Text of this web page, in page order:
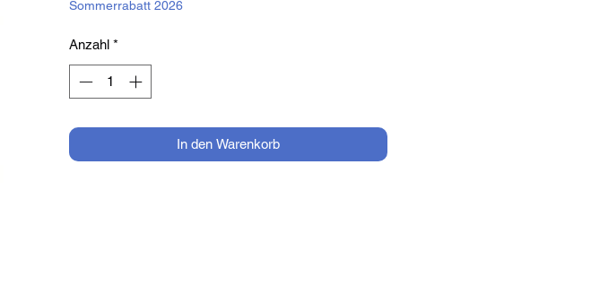
Sommerrabatt 2026
Anzahl *
In den Warenkorb